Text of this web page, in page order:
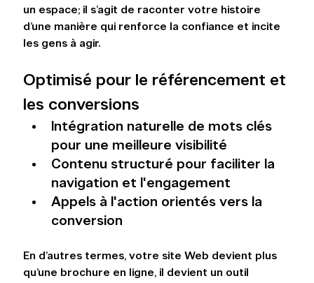
un espace; il s’agit de raconter votre histoire
d’une manière qui renforce la confiance et incite
les gens à agir.
Optimisé pour le référencement et
les conversions
Intégration naturelle de mots clés
pour une meilleure visibilité
Contenu structuré pour faciliter la
navigation et l'engagement
Appels à l'action orientés vers la
conversion
En d’autres termes, votre site Web devient plus
qu’une brochure en ligne, il devient un outil